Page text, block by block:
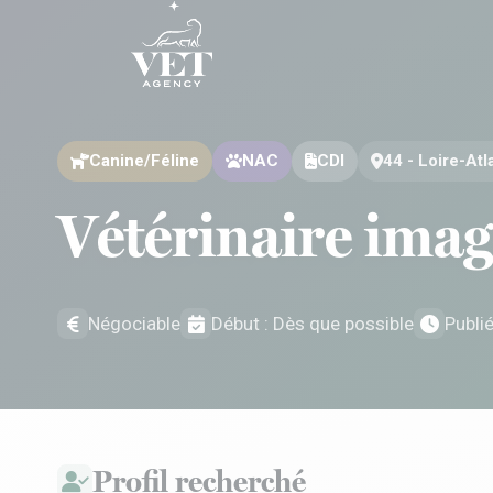
Canine/Féline NAC CDI 44 - Loire-
Vétérinaire
Négociable Début : Dès que possible
Profil recherché